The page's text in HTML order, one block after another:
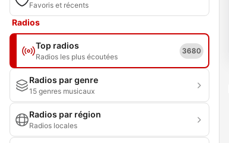
Favoris et récents
Radios
Top radios
Radios les plus écoutées
3680
Radios par genre
15 genres musicaux
Radios par région
Radios locales